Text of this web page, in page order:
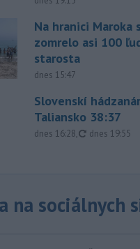
Na hranici Maroka
zomrelo asi 100
starosta
dnes 15:47
Slovenskí
Taliansko 38:37
dnes 16:28, aktualizované
dnes 19:55
na sociálnych